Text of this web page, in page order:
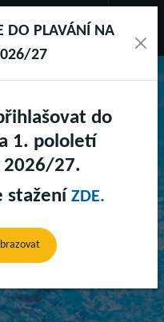
DO PLAVÁNÍ NA
27
do
1. pololetí
2026/27.
stažení ZDE.